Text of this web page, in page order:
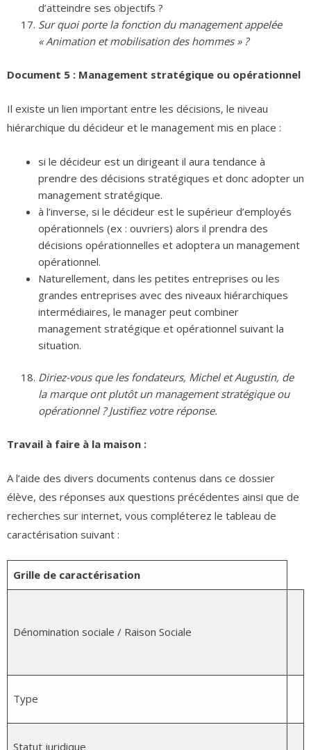
d’atteindre ses objectifs ?
Sur quoi porte la fonction du management appelée
« Animation et mobilisation des hommes » ?
Document 5 : Management stratégique ou opérationnel
Il existe un lien important entre les décisions, le niveau
hiérarchique du décideur et le management mis en place :
si le décideur est un dirigeant il aura tendance à
prendre des décisions stratégiques et donc adopter un
management stratégique.
à l’inverse, si le décideur est le supérieur d’employés
opérationnels (ex : ouvriers) alors il prendra des
décisions opérationnelles et adoptera un management
opérationnel.
Naturellement, dans les petites entreprises ou les
grandes entreprises avec des niveaux hiérarchiques
intermédiaires, le manager peut combiner
management stratégique et opérationnel suivant la
situation.
Diriez-vous que les fondateurs, Michel et Augustin, de
la marque ont plutôt un management stratégique ou
opérationnel ? Justifiez votre réponse.
Travail à faire à la maison :
A l’aide des divers documents contenus dans ce dossier
élève, des réponses aux questions précédentes ainsi que de
recherches sur internet, vous compléterez le tableau de
caractérisation suivant :
Grille de caractérisation
Dénomination sociale / Raison Sociale
Type
Statut juridique